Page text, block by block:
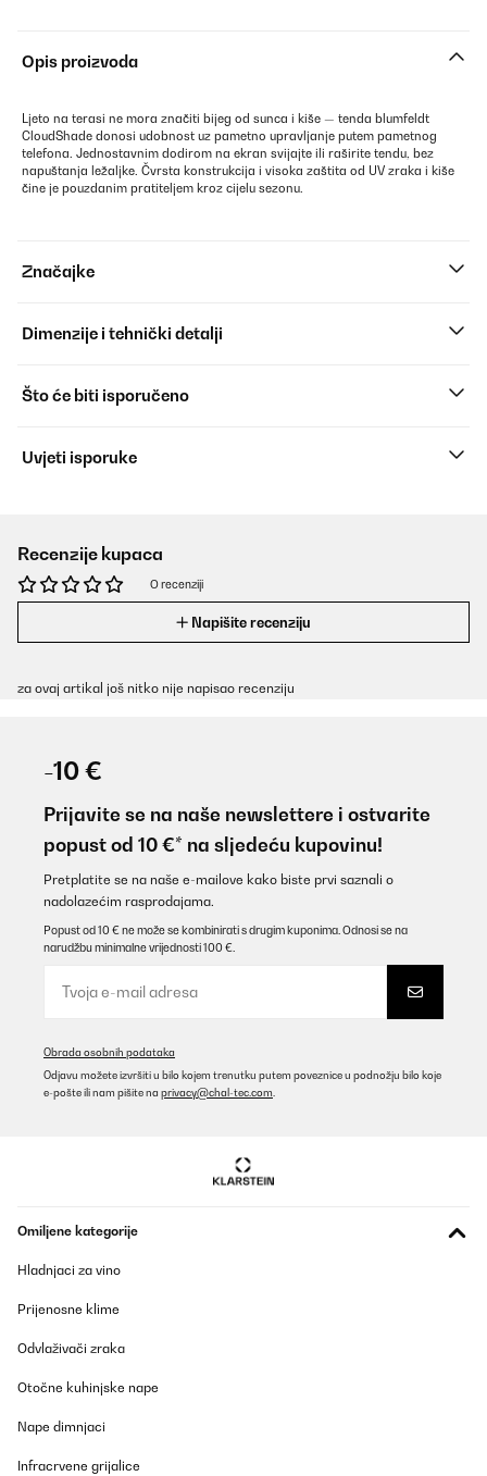
Opis proizvoda
Ljeto na terasi ne mora značiti bijeg od sunca i kiše — tenda blumfeldt
CloudShade donosi udobnost uz pametno upravljanje putem pametnog
telefona. Jednostavnim dodirom na ekran svijajte ili raširite tendu, bez
napuštanja ležaljke. Čvrsta konstrukcija i visoka zaštita od UV zraka i kiše
čine je pouzdanim pratiteljem kroz cijelu sezonu.
Značajke
Dimenzije i tehnički detalji
Što će biti isporučeno
Uvjeti isporuke
Recenzije kupaca
O recenziji
Napišite recenziju
za ovaj artikal još nitko nije napisao recenziju
-10 €
Prijavite se na naše newslettere i ostvarite
popust od 10 €* na sljedeću kupovinu!
Pretplatite se na naše e-mailove kako biste prvi saznali o
nadolazećim rasprodajama.
Popust od 10 € ne može se kombinirati s drugim kuponima. Odnosi se na
narudžbu minimalne vrijednosti 100 €.
Obrada osobnih podataka
Odjavu možete izvršiti u bilo kojem trenutku putem poveznice u podnožju bilo koje
e-pošte ili nam pišite na privacy@chal-tec.com
Omiljene kategorije
Hladnjaci za vino
Prijenosne klime
Odvlaživači zraka
Otočne kuhinjske nape
Nape dimnjaci
Infracrvene grijalice